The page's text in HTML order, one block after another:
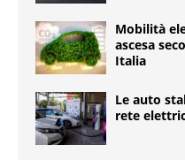
Mobilità
ascesa
Italia
Le auto
rete